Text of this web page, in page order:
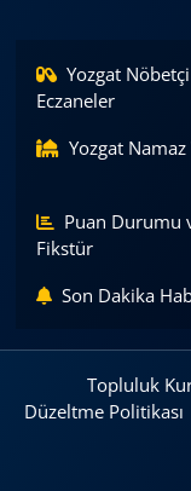
Yozgat Nöbetçi
Eczaneler
Yozgat
Puan Durumu
Fikstür
Son Dakika
Topluluk
Düzeltme Politikası